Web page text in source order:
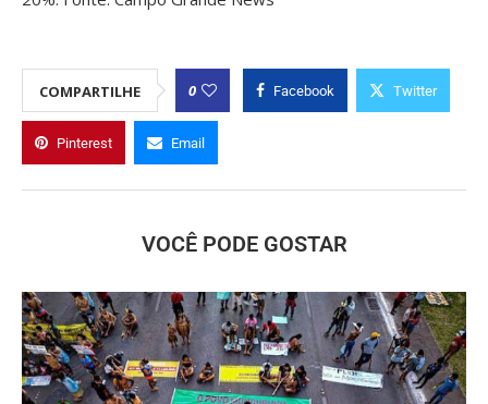
COMPARTILHE 0 Facebook Twitter
Pinterest Email
VOCÊ PODE GOSTAR